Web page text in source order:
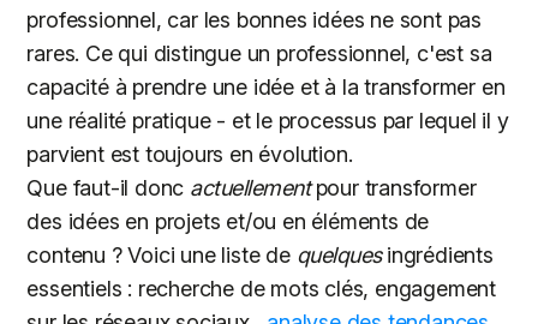
professionnel, car les bonnes idées ne sont pas
rares. Ce qui distingue un professionnel, c'est sa
capacité à prendre une idée et à la transformer en
une réalité pratique - et le processus par lequel il y
parvient est toujours en évolution.
Que faut-il donc actuellementpour transformer
des idées en projets et/ou en éléments de
contenu ? Voici une liste de quelquesingrédients
essentiels : recherche de mots clés, engagement